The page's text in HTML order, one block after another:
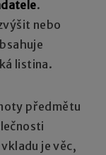
.
nebo
listina.
předmětu
je věc,